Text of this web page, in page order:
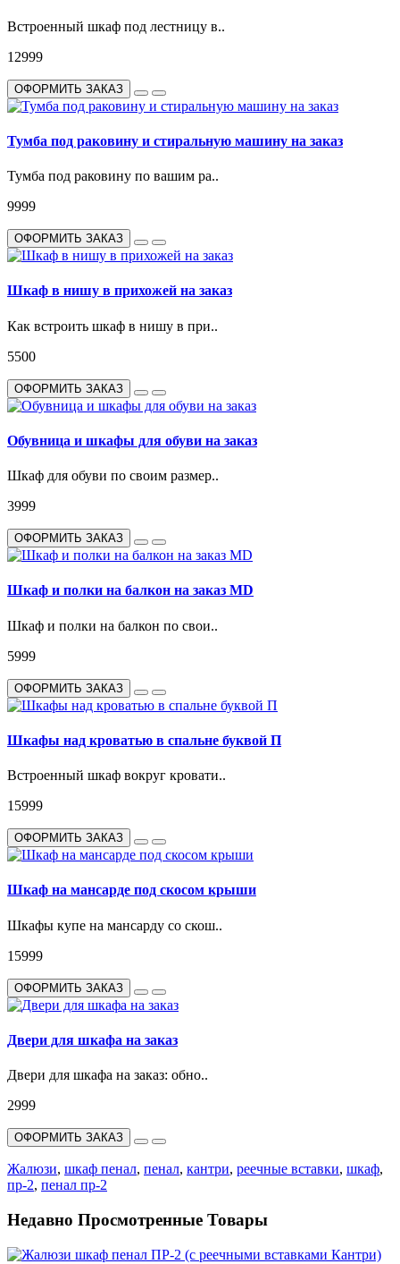
Встроенный шкаф под лестницу в..
12999
ОФОРМИТЬ ЗАКАЗ
Тумба под раковину и стиральную машину на заказ
Тумба под раковину по вашим ра..
9999
ОФОРМИТЬ ЗАКАЗ
Шкаф в нишу в прихожей на заказ
Как встроить шкаф в нишу в при..
5500
ОФОРМИТЬ ЗАКАЗ
Обувница и шкафы для обуви на заказ
Шкаф для обуви по своим размер..
3999
ОФОРМИТЬ ЗАКАЗ
Шкаф и полки на балкон на заказ MD
Шкаф и полки на балкон по свои..
5999
ОФОРМИТЬ ЗАКАЗ
Шкафы над кроватью в спальне буквой П
Встроенный шкаф вокруг кровати..
15999
ОФОРМИТЬ ЗАКАЗ
Шкаф на мансарде под скосом крыши
Шкафы купе на мансарду со скош..
15999
ОФОРМИТЬ ЗАКАЗ
Двери для шкафа на заказ
Двери для шкафа на заказ: обно..
2999
ОФОРМИТЬ ЗАКАЗ
Жалюзи, шкаф пенал, пенал, кантри, реечные вставки, шкаф,
пр-2, пенал пр-2
Недавно Просмотренные Товары